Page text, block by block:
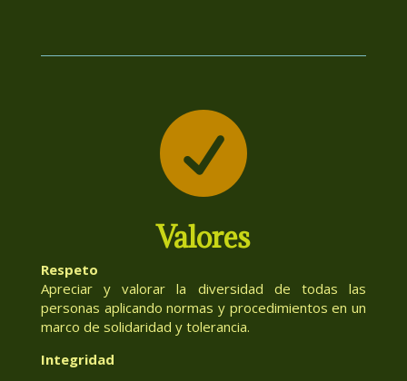

Valores
Respeto
Apreciar y valorar la diversidad de todas las
personas aplicando normas y procedimientos en un
marco de solidaridad y tolerancia.
Integridad